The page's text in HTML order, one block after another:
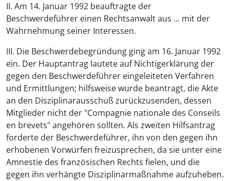
II. Am 14. Januar 1992 beauftragte der
Beschwerdeführer einen Rechtsanwalt aus ... mit der
Wahrnehmung seiner Interessen.
III. Die Beschwerdebegründung ging am 16. Januar 1992
ein. Der Hauptantrag lautete auf Nichtigerklärung der
gegen den Beschwerdeführer eingeleiteten Verfahren
und Ermittlungen; hilfsweise wurde beantragt, die Akte
an den Disziplinarausschuß zurückzusenden, dessen
Mitglieder nicht der "Compagnie nationale des Conseils
en brevets" angehören sollten. Als zweiten Hilfsantrag
forderte der Beschwerdeführer, ihn von den gegen ihn
erhobenen Vorwürfen freizusprechen, da sie unter eine
Amnestie des französischen Rechts fielen, und die
gegen ihn verhängte Disziplinarmaßnahme aufzuheben.